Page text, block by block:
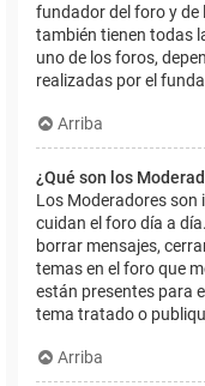
fundador del foro y de
también tienen todas
uno de los foros,
realizadas por el
Arriba
¿Qué son los
Los Moderadores son
cuidan el foro día a
borrar mensajes,
temas en el foro que
están presentes para
tema tratado o
Arriba